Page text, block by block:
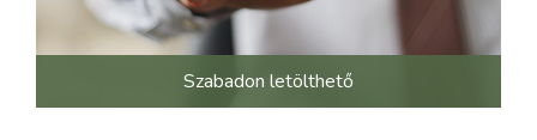
Szabadon letölthető